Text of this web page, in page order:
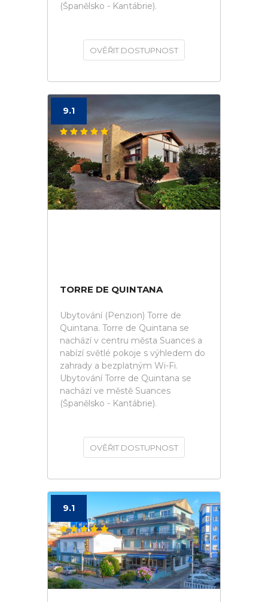
(Španělsko - Kantábrie).
OVĚŘIT DOSTUPNOST
9.1
TORRE DE QUINTANA
Ubytování (Penzion) Torre de
Quintana. Torre de Quintana se
nachází v centru města Suances a
nabízí světlé pokoje s výhledem do
zahrady a bezplatným Wi-Fi.
Ubytování Torre de Quintana se
nachází ve městě Suances
(Španělsko - Kantábrie).
OVĚŘIT DOSTUPNOST
9.1